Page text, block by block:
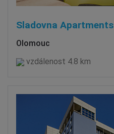
Sladovna Apartments
Olomouc
vzdálenost 4.8 km